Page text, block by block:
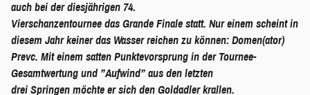
auch bei der diesjährigen 74.
Vierschanzentournee das Grande Finale statt. Nur einem scheint in
diesem Jahr keiner das Wasser reichen zu können: Domen(ator)
Prevc. Mit einem satten Punktevorsprung in der Tournee-
Gesamtwertung und ”Aufwind” aus den letzten
drei Springen möchte er sich den Goldadler krallen.